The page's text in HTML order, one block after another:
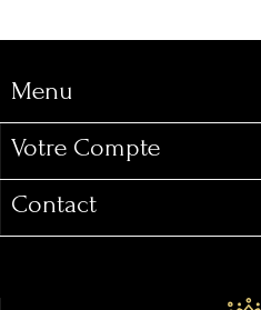
Menu
Votre Compte
Contact